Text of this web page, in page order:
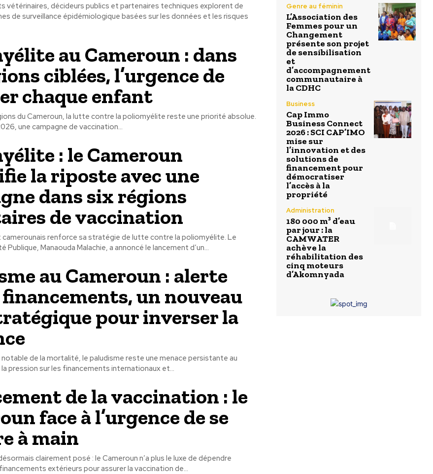
vétérinaires, décideurs publics et partenaires techniques explorent de
de surveillance épidémiologique basées sur les données et les risques
au Cameroun : dans
ciblées, l’urgence de
chaque enfant
du Cameroun, la lutte contre la poliomyélite reste une priorité absolue.
une campagne de vaccination...
: le Cameroun
la riposte avec une
dans six régions
de vaccination
renforce sa stratégie de lutte contre la poliomyélite. Le
Publique, Manaouda Malachie, a annoncé le lancement d’un...
au Cameroun : alerte
un nouveau
pour inverser la
notable de la mortalité, le paludisme reste une menace persistante au
la pression sur les financements internationaux et...
de la vaccination : le
face à l’urgence de se
à main
clairement posé : le Cameroun n’a plus le luxe de dépendre
extérieurs pour assurer la vaccination de...
Genre au féminin
L’Association des
Femmes pour un
Changement
présente son projet
de sensibilisation
et
d’accompagnement
communautaire à
la CDHC
Business
Cap Immo
Business Connect
2026 : SCI CAP’IMO
mise sur
l’innovation et des
solutions de
financement pour
démocratiser
l’accès à la
propriété
Administration
180 000 m³ d’eau
par jour : la
CAMWATER
achève la
réhabilitation des
cinq moteurs
d’Akomnyada